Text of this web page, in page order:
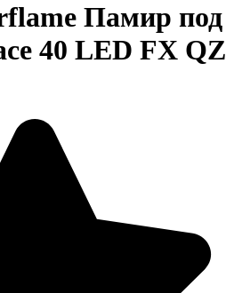
Памир под
40 LED FX QZ